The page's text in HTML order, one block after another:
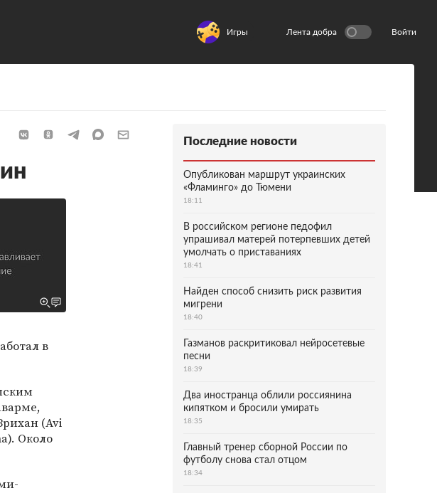
Игры Лента добра Войти
в
(Avi
Около
Последние новости
Опубликован маршрут украинских
«Фламинго» до Тюмени
18:11
В российском регионе педофил
упрашивал матерей потерпевших детей
умолчать о приставаниях
18:41
Найден способ снизить риск развития
мигрени
18:40
Газманов раскритиковал нейросетевые
песни
18:39
Два иностранца облили россиянина
кипятком и бросили умирать
18:35
Главный тренер сборной России по
футболу снова стал отцом
18:34